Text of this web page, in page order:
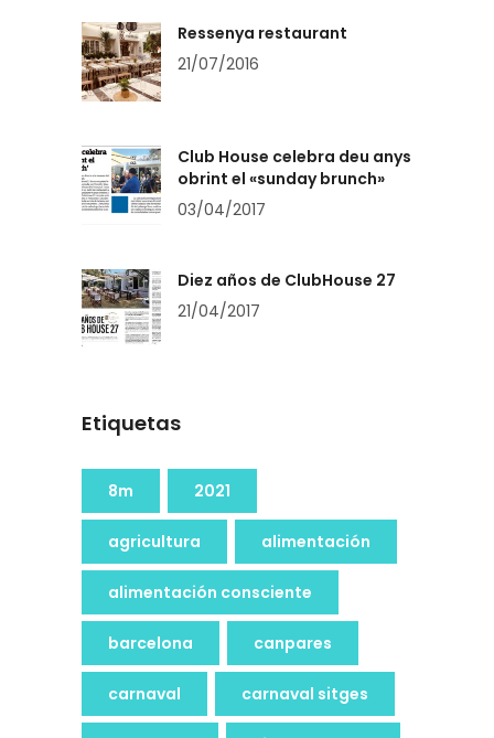
Ressenya restaurant
21/07/2016
Club House celebra deu anys
obrint el «sunday brunch»
03/04/2017
Diez años de ClubHouse 27
21/04/2017
Etiquetas
8m 2021
agricultura alimentación
alimentación consciente
barcelona canpares
carnaval carnaval sitges